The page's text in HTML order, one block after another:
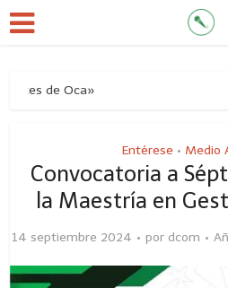
de Oca»
Entérese • Medio
Convocatoria a
la Maestría en
14 septiembre 2024 por dcom